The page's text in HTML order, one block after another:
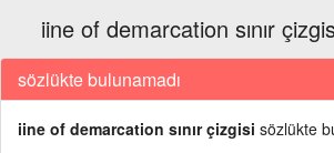
iine of demarcation sınır
sözlükte bulunamadı
iine of demarcation sınır çizgisi sözlükte